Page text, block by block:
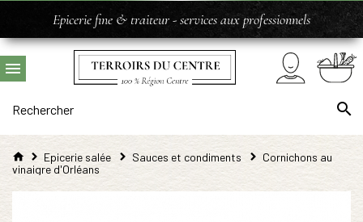
Epicerie fine & traiteur - services aux professionnels
Epicerie salée Sauces et condiments
Cornichons au
vinaigre d'Orléans